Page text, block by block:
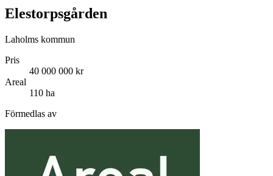
Elestorpsgården
Laholms kommun
Pris
40 000 000 kr
Areal
110 ha
Förmedlas av